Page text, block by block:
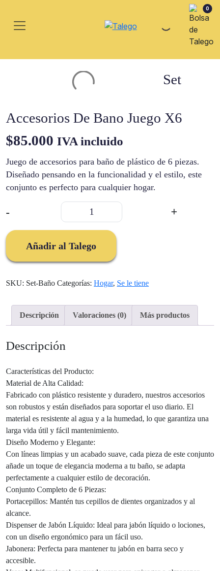
0
Set
Accesorios De Bano Juego X6
$85.000 IVA incluido
Juego de accesorios para baño de plástico de 6 piezas.
Diseñado pensando en la funcionalidad y el estilo, este
conjunto es perfecto para cualquier hogar.
-
Set
Accesorios
De
X6
+
Añadir al Talego
SKU: Set-Baño Categorías: Hogar, Se le tiene
Descripción Valoraciones (0) Más productos
Descripción
Características del Producto:
Material de Alta Calidad:
Fabricado con plástico resistente y duradero, nuestros accesorios
son robustos y están diseñados para soportar el uso diario. El
material es resistente al agua y a la humedad, lo que garantiza una
larga vida útil y fácil mantenimiento.
Diseño Moderno y Elegante:
Con líneas limpias y un acabado suave, cada pieza de este conjunto
añade un toque de elegancia moderna a tu baño, se adapta
perfectamente a cualquier estilo de decoración.
Conjunto Completo de 6 Piezas:
Portacepillos: Mantén tus cepillos de dientes organizados y al
alcance.
Dispenser de Jabón Líquido: Ideal para jabón líquido o lociones,
con un diseño ergonómico para un fácil uso.
Jabonera: Perfecta para mantener tu jabón en barra seco y
accesible.